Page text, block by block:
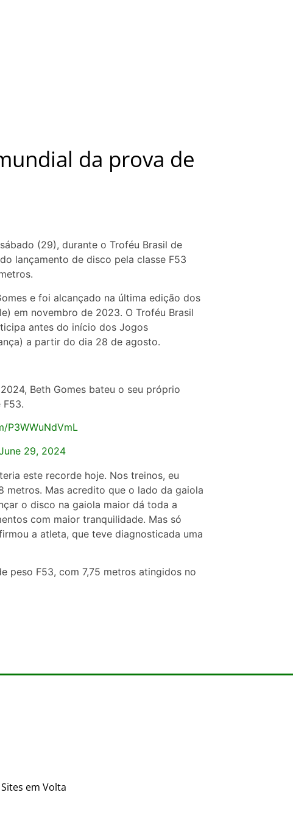
da prova de
(29), durante o Troféu Brasil de
lançamento de disco pela classe F53
e foi alcançado na última edição dos
em novembro de 2023. O Troféu Brasil
antes do início dos Jogos
a partir do dia 28 de agosto.
Beth Gomes bateu o seu próprio
F53.
P3WWuNdVmL
29, 2024
este recorde hoje. Nos treinos, eu
metros. Mas acredito que o lado da gaiola
o disco na gaiola maior dá toda a
com maior tranquilidade. Mas só
a atleta, que teve diagnosticada uma
peso F53, com 7,75 metros atingidos no
em Volta